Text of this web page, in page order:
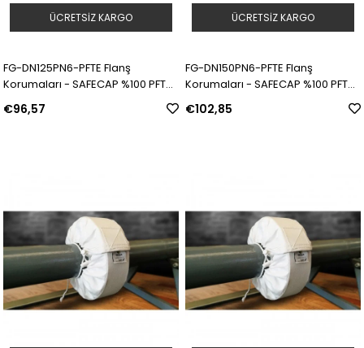
FG-DN125PN6-PFTE Flanş
Korumaları - SAFECAP %100 PFTE |
Model: 311563 | SKU: Y5090040
€96,57
ÜCRETSIZ KARGO
FG-DN150PN6-PFTE Flanş
Korumaları - SAFECAP %100 PFTE |
Model: 311564 | SKU: Y5090041
€102,85
ÜCRETSIZ KARGO